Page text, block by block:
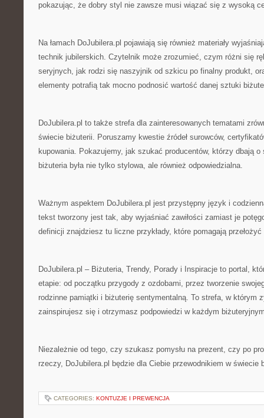
pokazując, że dobry styl nie zawsze musi wiązać się z wysoką
Na łamach DoJubilera.pl pojawiają się również materiały
technik jubilerskich. Czytelnik może zrozumieć, czym różni się
seryjnych, jak rodzi się naszyjnik od szkicu po finalny produkt,
elementy potrafią tak mocno podnosić wartość danej sztuki
DoJubilera.pl to także strefa dla zainteresowanych tematami
świecie biżuterii. Poruszamy kwestie źródeł surowców,
kupowania. Pokazujemy, jak szukać producentów, którzy dbają o
biżuteria była nie tylko stylowa, ale również odpowiedzialna.
Ważnym aspektem DoJubilera.pl jest przystępny język i
tekst tworzony jest tak, aby wyjaśniać zawiłości zamiast je
definicji znajdziesz tu liczne przykłady, które pomagają
DoJubilera.pl – Biżuteria, Trendy, Porady i Inspiracje to portal,
etapie: od początku przygody z ozdobami, przez tworzenie
rodzinne pamiątki i biżuterię sentymentalną. To strefa, w którym
zainspirujesz się i otrzymasz podpowiedzi w każdym
Niezależnie od tego, czy szukasz pomysłu na prezent, czy po
rzeczy, DoJubilera.pl będzie dla Ciebie przewodnikiem w świecie
CATEGORIES: KONTUZJE I PREWENCJA